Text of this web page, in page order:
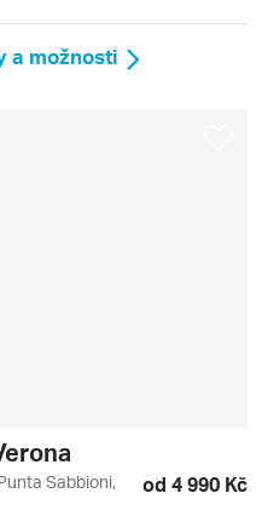
a možnosti
Sabbioni,
od 4 990 Kč